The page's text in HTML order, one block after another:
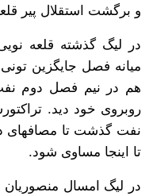
و برگشت استقلال پیر
در لیگ گذشته قلعه
میانه فصل جایگزین تونی
هم در نیم فصل دوم
روبروی خود دید.
نفت گذشت تا مصافهای
تا اینجا مساوی شود.
در لیگ امسال منصوریان